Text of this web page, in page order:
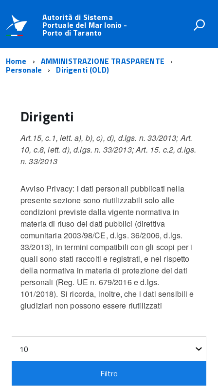
Autorità di Sistema
Portuale del Mar Ionio -
Porto di Taranto
Home AMMINISTRAZIONE TRASPARENTE
Personale Dirigenti (OLD)
Dirigenti
Art.15, c.1, lett. a), b), c), d), d.lgs. n. 33/2013; Art.
10, c.8, lett. d), d.lgs. n. 33/2013; Art. 15. c.2, d.lgs.
n. 33/2013
Avviso Privacy: i dati personali pubblicati nella
presente sezione sono riutilizzabili solo alle
condizioni previste dalla vigente normativa in
materia di riuso dei dati pubblici (direttiva
comunitaria 2003/98/CE, d.lgs. 36/2006, d.lgs.
33/2013), in termini compatibili con gli scopi per i
quali sono stati raccolti e registrati, e nel rispetto
della normativa in materia di protezione dei dati
personali (Reg. UE n. 679/2016 e d.lgs.
101/2018). Si ricorda, inoltre, che i dati sensibili e
giudiziari non possono essere riutilizzati
Filtri
Filtro